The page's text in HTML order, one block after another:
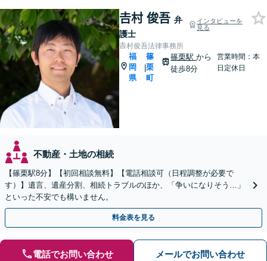
𠮷村 俊吾 弁
護士
インタビューを
見る
𠮷村俊吾法律事務所
福
岡
県
|
篠
栗
町
篠栗駅から
徒歩8分
営業時間：本
日定休日
不動産・土地の相続
【篠栗駅8分】【初回相談無料】【電話相談可（日程調整が必要で
す）】遺言、遺産分割、相続トラブルのほか、「争いになりそう…」
といった不安でも構いません。
料金表を見る
電話でお問い合わせ メールでお問い合わせ